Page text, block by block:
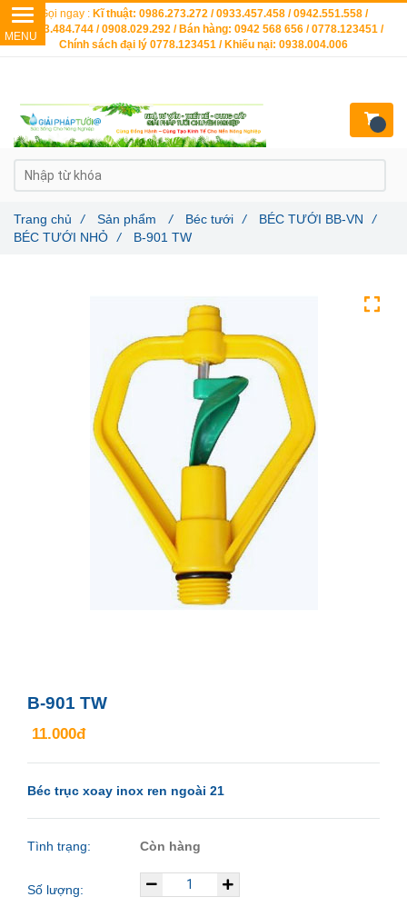
B-901 TW
11.000đ
Béc trục xoay inox ren ngoài 21
Tình trạng: Còn hàng
Số lượng:
Trang chủ / Sản phẩm / Béc tưới / BÉC TƯỚI BB-VN
/
BÉC TƯỚI NHỎ
/ B-901 TW
Gọi ngay : Kĩ thuật: 0986.273.272 / 0933.457.458 / 0942.551.558 /
0903.484.744 / 0908.029.292 / Bán hàng: 0942 568 656 / 0778.123451 /
Chính sách đại lý 0778.123451 / Khiếu nại: 0938.004.006